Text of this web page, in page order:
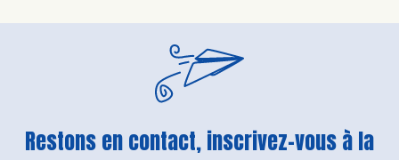
Restons en contact, inscrivez-vous à la